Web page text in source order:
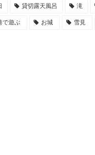
貸切露天風呂 滝
で遊ぶ お城 雪見